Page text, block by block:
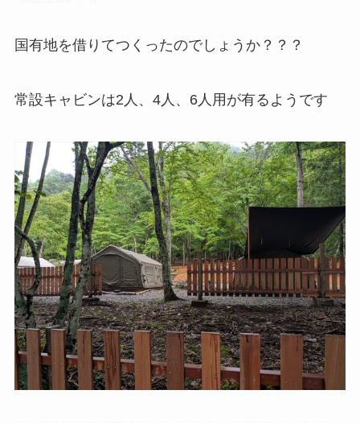
国有地を借りてつくったのでしょうか？？？
常設キャビンは2人、4人、6人用が有るようです